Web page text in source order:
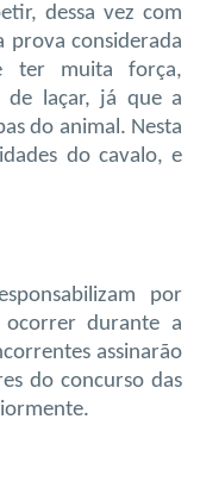
dessa vez com
prova considerada
ter muita força,
de laçar, já que a
do animal. Nesta
do cavalo, e
por
ocorrer durante a
assinarão
do concurso das